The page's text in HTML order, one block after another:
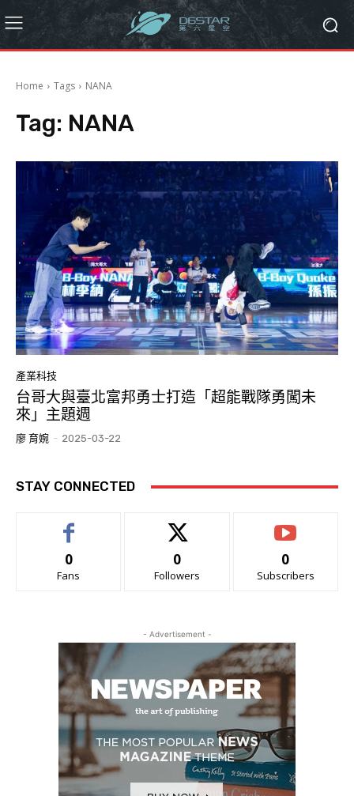
Home Tags NANA
Tag: NANA
產業科技
台哥大與臺北富邦勇士打造「超能戰隊勇闖未
來」主題週
廖 育婉 - 2025-03-22
STAY CONNECTED
0
Fans
0
Followers
0
Subscribers
- Advertisement -